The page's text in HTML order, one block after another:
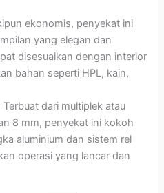
ekonomis, penyekat ini
yang elegan dan
disesuaikan dengan interior
bahan seperti HPL, kain,
Terbuat dari multiplek atau
8 mm, penyekat ini kokoh
aluminium dan sistem rel
operasi yang lancar dan